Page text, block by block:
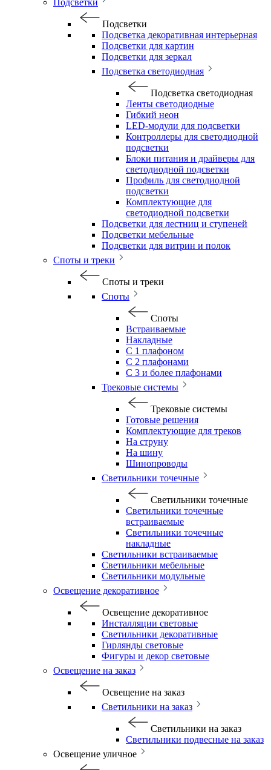
Подсветки
Подсветки
Подсветка декоративная интерьерная
Подсветки для картин
Подсветки для зеркал
Подсветка светодиодная
Подсветка светодиодная
Ленты светодиодные
Гибкий неон
LED-модули для подсветки
Контроллеры для светодиодной
подсветки
Блоки питания и драйверы для
светодиодной подсветки
Профиль для светодиодной
подсветки
Комплектующие для
светодиодной подсветки
Подсветки для лестниц и ступеней
Подсветки мебельные
Подсветки для витрин и полок
Споты и треки
Споты и треки
Споты
Споты
Встраиваемые
Накладные
С 1 плафоном
С 2 плафонами
С 3 и более плафонами
Трековые системы
Трековые системы
Готовые решения
Комплектующие для треков
На струну
На шину
Шинопроводы
Светильники точечные
Светильники точечные
Светильники точечные
встраиваемые
Светильники точечные
накладные
Светильники встраиваемые
Светильники мебельные
Светильники модульные
Освещение декоративное
Освещение декоративное
Инсталляции световые
Светильники декоративные
Гирлянды световые
Фигуры и декор световые
Освещение на заказ
Освещение на заказ
Светильники на заказ
Светильники на заказ
Светильники подвесные на заказ
Освещение уличное